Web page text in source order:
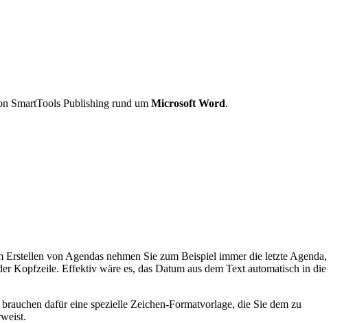
SmartTools Publishing rund um Microsoft Word.
von Agendas nehmen Sie zum Beispiel immer die letzte Agenda,
Kopfzeile. Effektiv wäre es, das Datum aus dem Text automatisch in die
dafür eine spezielle Zeichen-Formatvorlage, die Sie dem zu